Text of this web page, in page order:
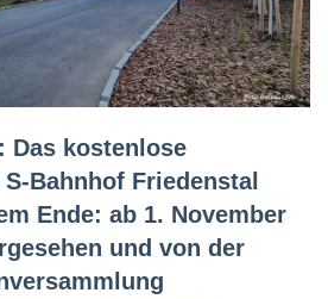
Das kostenlose
Bahnhof Friedenstal
Ende: ab 1. November
und von der